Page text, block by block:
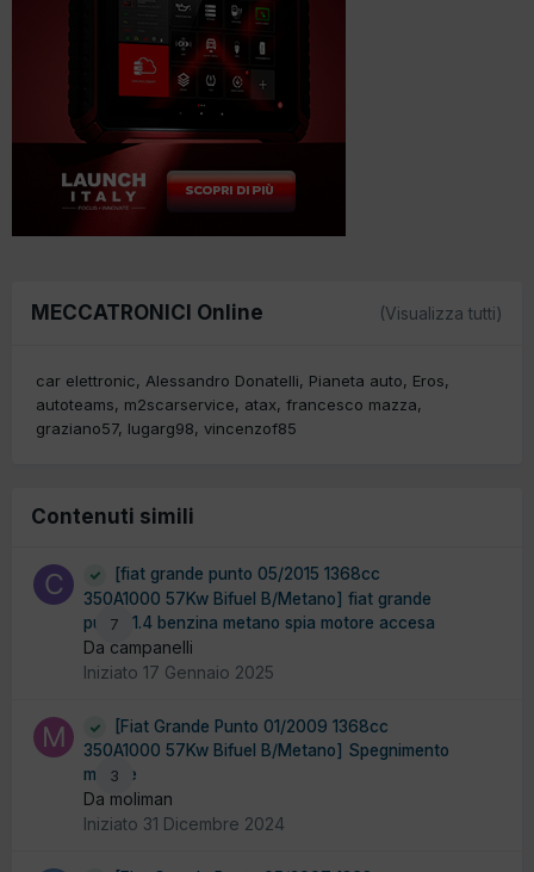
MECCATRONICI Online (Visualizza tutti)
car elettronic Alessandro Donatelli Pianeta auto
Eros
autoteams
m2scarservice atax francesco mazza
graziano57 lugarg98 vincenzof85
Contenuti simili
7
[fiat grande punto 05/2015 1368cc
350A1000 57Kw Bifuel B/Metano] fiat grande
punto 1.4 benzina metano spia motore accesa
Da campanelli
Iniziato 17 Gennaio 2025
3
[Fiat Grande Punto 01/2009 1368cc
350A1000 57Kw Bifuel B/Metano] Spegnimento
motore
Da moliman
Iniziato 31 Dicembre 2024